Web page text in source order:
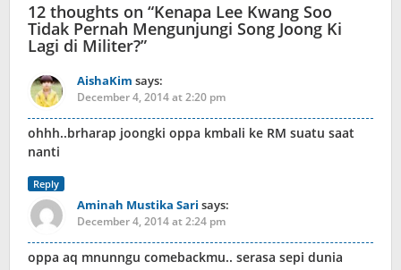
12 thoughts on “Kenapa Lee Kwang Soo
Tidak Pernah Mengunjungi Song Joong Ki
Lagi di Militer?”
AishaKim says:
December 4, 2014 at 2:20 pm
ohhh..brharap joongki oppa kmbali ke RM suatu saat
nanti
Reply
Aminah Mustika Sari says:
December 4, 2014 at 2:24 pm
oppa aq mnunngu comebackmu.. serasa sepi dunia